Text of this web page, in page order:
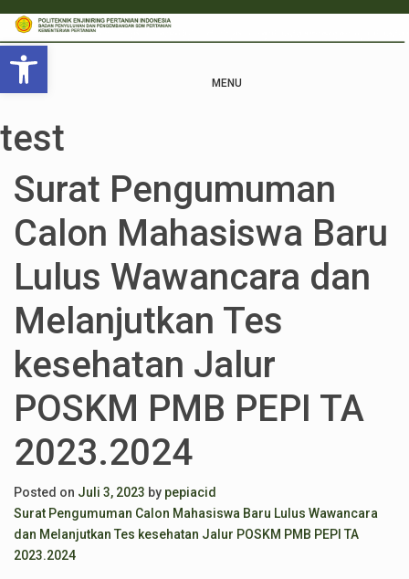
Open toolbar
MENU
test
Surat Pengumuman
Calon Mahasiswa Baru
Lulus Wawancara dan
Melanjutkan Tes
kesehatan Jalur
POSKM PMB PEPI TA
2023.2024
Posted on Juli 3, 2023 by pepiacid
Surat Pengumuman Calon Mahasiswa Baru Lulus Wawancara
dan Melanjutkan Tes kesehatan Jalur POSKM PMB PEPI TA
2023.2024